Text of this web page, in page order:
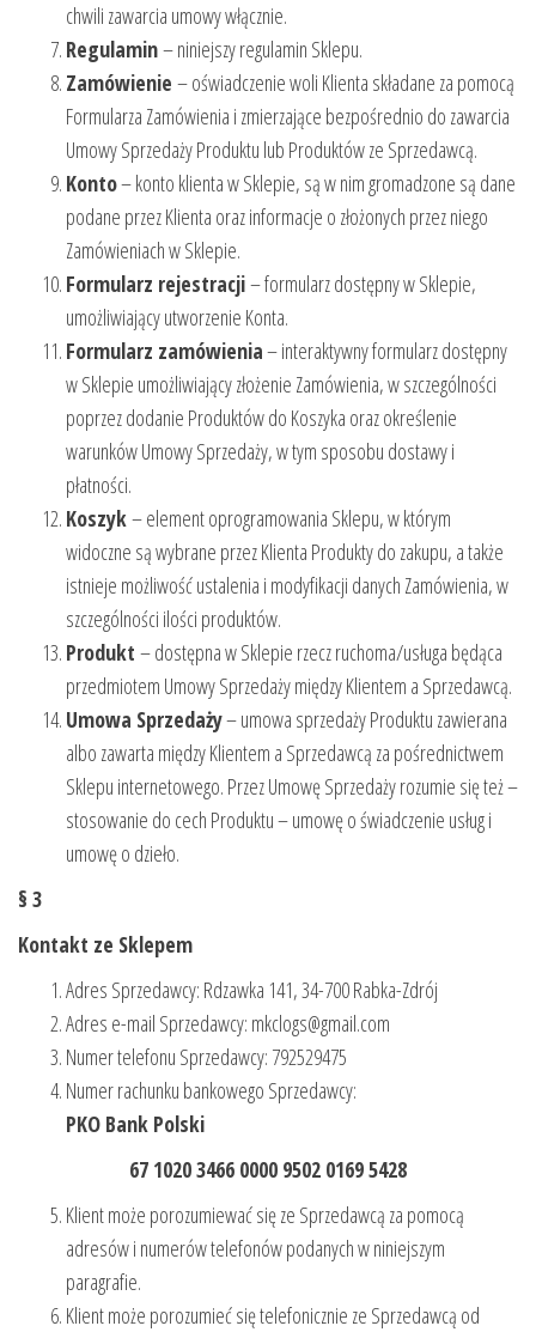
chwili zawarcia umowy włącznie.
Regulamin– niniejszy regulamin Sklepu.
Zamówienie – oświadczenie woli Klienta składane za pomocą
Formularza Zamówienia i zmierzające bezpośrednio do zawarcia
Umowy Sprzedaży Produktu lub Produktów ze Sprzedawcą.
Konto– konto klienta w Sklepie, są w nim gromadzone są dane
podane przez Klienta oraz informacje o złożonych przez niego
Zamówieniach w Sklepie.
Formularz rejestracji– formularz dostępny w Sklepie,
umożliwiający utworzenie Konta.
Formularz zamówienia– interaktywny formularz dostępny
w Sklepie umożliwiający złożenie Zamówienia, w szczególności
poprzez dodanie Produktów do Koszyka oraz określenie
warunków Umowy Sprzedaży, w tym sposobu dostawy i
płatności.
Koszyk– element oprogramowania Sklepu, w którym
widoczne są wybrane przez Klienta Produkty do zakupu, a także
istnieje możliwość ustalenia i modyfikacji danych Zamówienia, w
szczególności ilości produktów.
Produkt – dostępna w Sklepie rzecz ruchoma/usługa będąca
przedmiotem Umowy Sprzedaży między Klientem a Sprzedawcą.
Umowa Sprzedaży– umowa sprzedaży Produktu zawierana
albo zawarta między Klientem a Sprzedawcą za pośrednictwem
Sklepu internetowego. Przez Umowę Sprzedaży rozumie się też –
stosowanie do cech Produktu – umowę o świadczenie usług i
umowę o dzieło.
§ 3
Kontakt ze Sklepem
Adres Sprzedawcy: Rdzawka 141, 34-700 Rabka-Zdrój
Adres e-mail Sprzedawcy: mkclogs@gmail.com
Numer telefonu Sprzedawcy: 792529475
Numer rachunku bankowego Sprzedawcy:
PKO Bank Polski
67 1020 3466 0000 9502 0169 5428
Klient może porozumiewać się ze Sprzedawcą za pomocą
adresów i numerów telefonów podanych w niniejszym
paragrafie.
Klient może porozumieć się telefonicznie ze Sprzedawcą od